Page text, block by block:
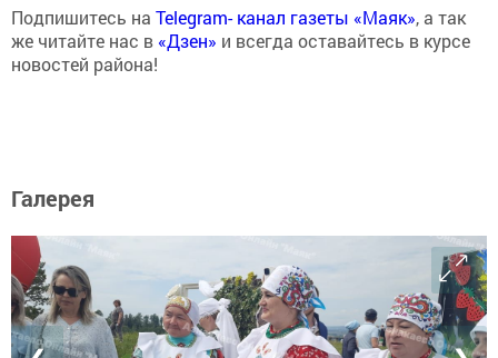
Подпишитесь на Telegram- канал газеты «Маяк», а так
же читайте нас в «Дзен» и всегда оставайтесь в курсе
новостей района!
Галерея